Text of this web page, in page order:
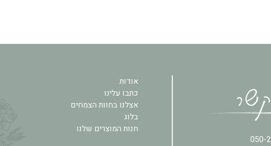
050-
אודות
כתבו עלינו
אצלנו בחוות הצמחים
בלוג
חנות המוצרים שלנו